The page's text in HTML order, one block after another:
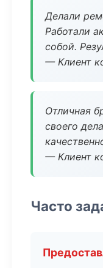
Делали
Работали
собой.
— Клиент
Отличная
своего
— Клиент
Часто